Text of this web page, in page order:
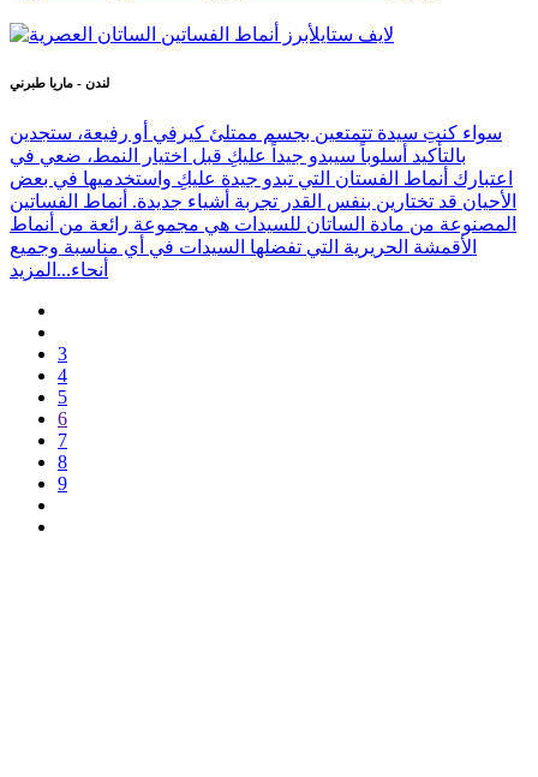
لندن - ماريا طبرني
سواء كنتِ سيدة تتمتعين بجسم ممتلئ كيرفي أو رفيعة، ستجدين
بالتأكيد أسلوباً سيبدو جيداً عليكِ قبل اختيار النمط، ضعي في
اعتبارك أنماط الفستان التي تبدو جيدة عليكِ واستخدميها في بعض
الأحيان قد تختارين بنفس القدر تجربة أشياء جديدة. أنماط الفساتين
المصنوعة من مادة الساتان للسيدات هي مجموعة رائعة من أنماط
الأقمشة الحريرية التي تفضلها السيدات في أي مناسبة وجميع
أنحاء... المزيد
3
4
5
6
7
8
9